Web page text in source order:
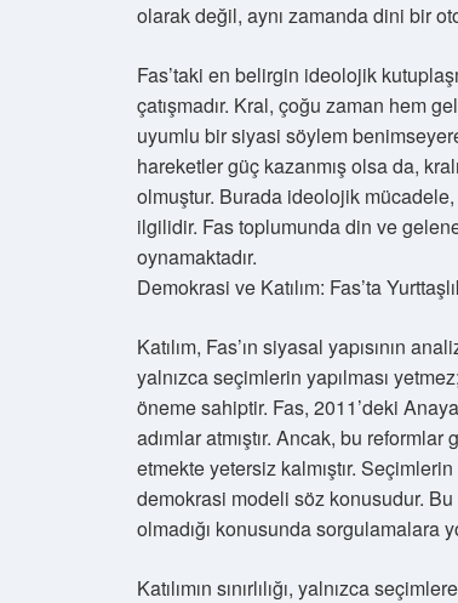
olarak değil, aynı zamanda dini bir
Fas’taki en belirgin ideolojik
çatışmadır. Kral, çoğu zaman hem
uyumlu bir siyasi söylem
hareketler güç kazanmış olsa da,
olmuştur. Burada ideolojik
ilgilidir. Fas toplumunda din ve
oynamaktadır.
Demokrasi ve Katılım: Fas’ta
Katılım, Fas’ın siyasal yapısının
yalnızca seçimlerin yapılması
öneme sahiptir. Fas, 2011’deki
adımlar atmıştır. Ancak, bu
etmekte yetersiz kalmıştır. Seçimlerin
demokrasi modeli söz konusudur. Bu
olmadığı konusunda sorgulamalara
Katılımın sınırlılığı, yalnızca